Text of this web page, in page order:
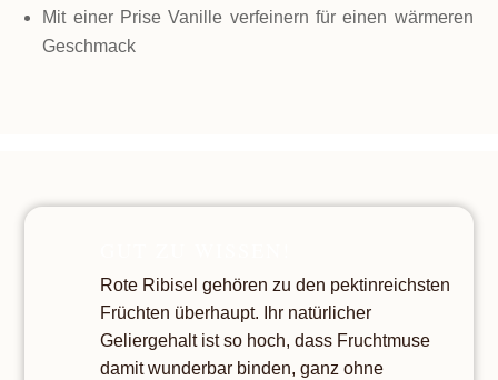
Mit einer Prise Vanille verfeinern für einen wärmeren
Geschmack
Rote Ribisel gehören zu den pektinreichsten
Früchten überhaupt. Ihr natürlicher
Geliergehalt ist so hoch, dass Fruchtmuse
damit wunderbar binden, ganz ohne